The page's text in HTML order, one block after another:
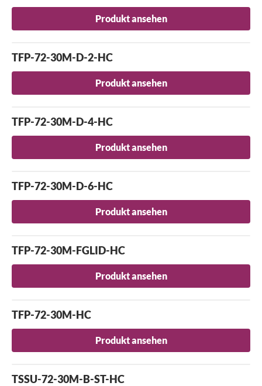
Produkt ansehen
TFP-72-30M-D-2-HC
Produkt ansehen
TFP-72-30M-D-4-HC
Produkt ansehen
TFP-72-30M-D-6-HC
Produkt ansehen
TFP-72-30M-FGLID-HC
Produkt ansehen
TFP-72-30M-HC
Produkt ansehen
TSSU-72-30M-B-ST-HC